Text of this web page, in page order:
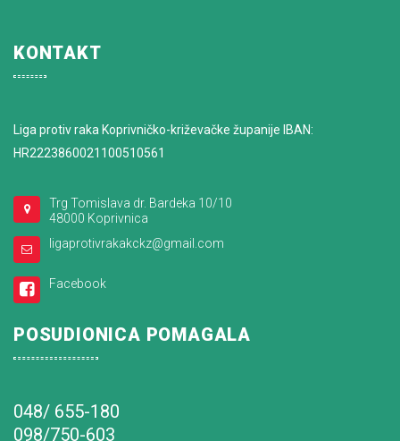
KONTAKT
Liga protiv raka Koprivničko-križevačke županije IBAN:
HR2223860021100510561
Trg Tomislava dr. Bardeka 10/10
48000 Koprivnica
ligaprotivrakakckz@gmail.com
Facebook
POSUDIONICA POMAGALA
048/ 655-180
098/750-603